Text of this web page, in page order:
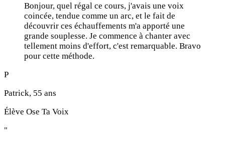
Bonjour, quel régal ce cours, j'avais une voix
coincée, tendue comme un arc, et le fait de
découvrir ces échauffements m'a apporté une
grande souplesse. Je commence à chanter avec
tellement moins d'effort, c'est remarquable. Bravo
pour cette méthode.
P
Patrick, 55 ans
Élève Ose Ta Voix
"